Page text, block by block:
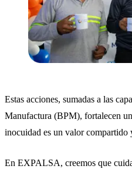
Estas acciones, sumadas a las
Manufactura (BPM), fortalecen
inocuidad es un valor compartido
En EXPALSA, creemos que